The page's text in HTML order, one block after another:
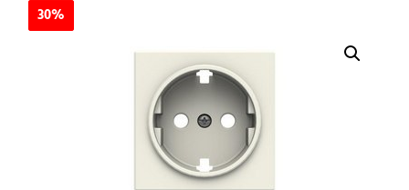
30%
30%